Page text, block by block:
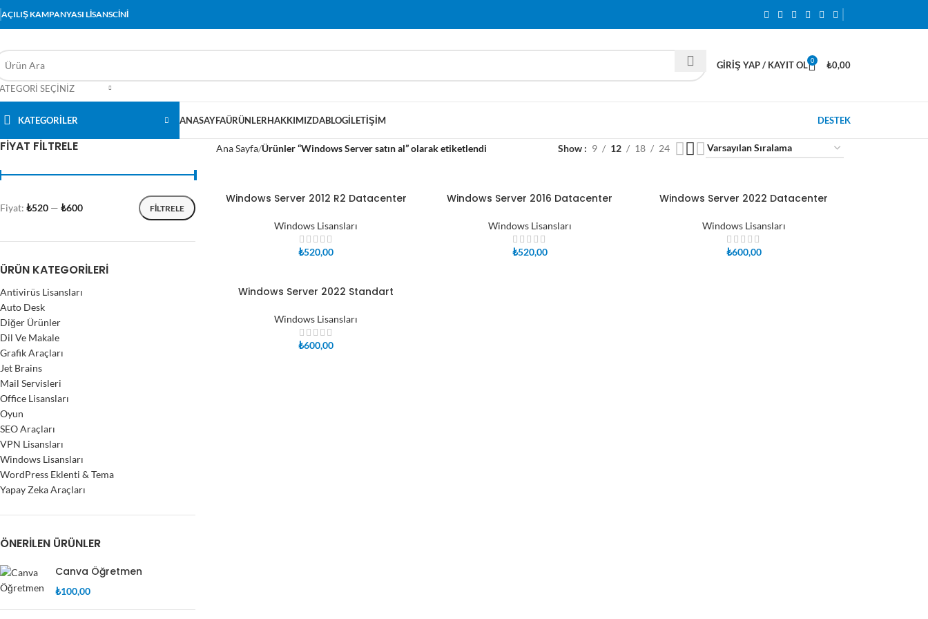
AÇILIŞ KAMPANYASI LİSANSCİNİ
SEÇINIZ
GIRIŞ YAP / KAYIT OL 0 ₺0,00
KATEGORİLER ANASAYFAÜRÜNLERHAKKIMIZDABLOGİLETIŞIM DESTEK
FIYAT FILTRELE
FILTRELE
Fiyat: ₺520 — ₺600
ÜRÜN KATEGORILERI
Antivirüs Lisansları
Auto Desk
Diğer Ürünler
Dil Ve Makale
Grafik Araçları
Jet Brains
Mail Servisleri
Office Lisansları
Oyun
SEO Araçları
VPN Lisansları
Windows Lisansları
WordPress Eklenti & Tema
Yapay Zeka Araçları
ÖNERILEN ÜRÜNLER
Canva Öğretmen
₺100,00
Ana Sayfa Ürünler “Windows Server satın al” olarak etiketlendi Show 9 12 18 24
SEPETE EKLE
Windows Server 2012 R2 Datacenter
Windows Lisansları
₺520,00
SEPETE EKLE
Windows Server 2016 Datacenter
Windows Lisansları
₺520,00
SEPETE EKLE
Windows Server 2022 Datacenter
Windows Lisansları
₺600,00
SEPETE EKLE
Windows Server 2022 Standart
Windows Lisansları
₺600,00